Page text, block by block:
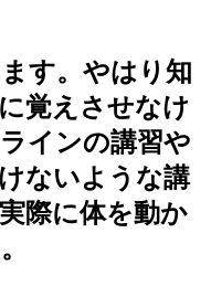
す。やはり知
覚えさせなけ
インの講習や
ないような講
際に体を動か